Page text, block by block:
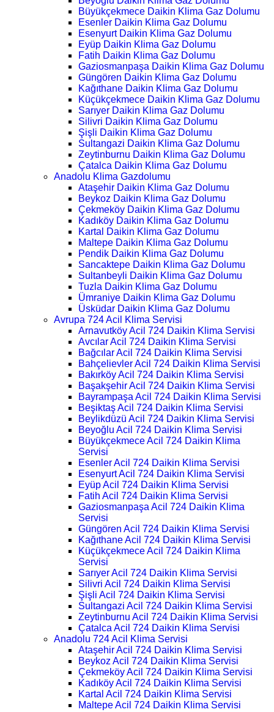
Büyükçekmece Daikin Klima Gaz Dolumu
Esenler Daikin Klima Gaz Dolumu
Esenyurt Daikin Klima Gaz Dolumu
Eyüp Daikin Klima Gaz Dolumu
Fatih Daikin Klima Gaz Dolumu
Gaziosmanpaşa Daikin Klima Gaz Dolumu
Güngören Daikin Klima Gaz Dolumu
Kağıthane Daikin Klima Gaz Dolumu
Küçükçekmece Daikin Klima Gaz Dolumu
Sarıyer Daikin Klima Gaz Dolumu
Silivri Daikin Klima Gaz Dolumu
Şişli Daikin Klima Gaz Dolumu
Sultangazi Daikin Klima Gaz Dolumu
Zeytinburnu Daikin Klima Gaz Dolumu
Çatalca Daikin Klima Gaz Dolumu
Anadolu Klima Gazdolumu
Ataşehir Daikin Klima Gaz Dolumu
Beykoz Daikin Klima Gaz Dolumu
Çekmeköy Daikin Klima Gaz Dolumu
Kadıköy Daikin Klima Gaz Dolumu
Kartal Daikin Klima Gaz Dolumu
Maltepe Daikin Klima Gaz Dolumu
Pendik Daikin Klima Gaz Dolumu
Sancaktepe Daikin Klima Gaz Dolumu
Sultanbeyli Daikin Klima Gaz Dolumu
Tuzla Daikin Klima Gaz Dolumu
Ümraniye Daikin Klima Gaz Dolumu
Üsküdar Daikin Klima Gaz Dolumu
Avrupa 724 Acil Klima Servisi
Arnavutköy Acil 724 Daikin Klima Servisi
Avcılar Acil 724 Daikin Klima Servisi
Bağcılar Acil 724 Daikin Klima Servisi
Bahçelievler Acil 724 Daikin Klima Servisi
Bakırköy Acil 724 Daikin Klima Servisi
Başakşehir Acil 724 Daikin Klima Servisi
Bayrampaşa Acil 724 Daikin Klima Servisi
Beşiktaş Acil 724 Daikin Klima Servisi
Beylikdüzü Acil 724 Daikin Klima Servisi
Beyoğlu Acil 724 Daikin Klima Servisi
Büyükçekmece Acil 724 Daikin Klima
Servisi
Esenler Acil 724 Daikin Klima Servisi
Esenyurt Acil 724 Daikin Klima Servisi
Eyüp Acil 724 Daikin Klima Servisi
Fatih Acil 724 Daikin Klima Servisi
Gaziosmanpaşa Acil 724 Daikin Klima
Servisi
Güngören Acil 724 Daikin Klima Servisi
Kağıthane Acil 724 Daikin Klima Servisi
Küçükçekmece Acil 724 Daikin Klima
Servisi
Sarıyer Acil 724 Daikin Klima Servisi
Silivri Acil 724 Daikin Klima Servisi
Şişli Acil 724 Daikin Klima Servisi
Sultangazi Acil 724 Daikin Klima Servisi
Zeytinburnu Acil 724 Daikin Klima Servisi
Çatalca Acil 724 Daikin Klima Servisi
Anadolu 724 Acil Klima Servisi
Ataşehir Acil 724 Daikin Klima Servisi
Beykoz Acil 724 Daikin Klima Servisi
Çekmeköy Acil 724 Daikin Klima Servisi
Kadıköy Acil 724 Daikin Klima Servisi
Kartal Acil 724 Daikin Klima Servisi
Maltepe Acil 724 Daikin Klima Servisi